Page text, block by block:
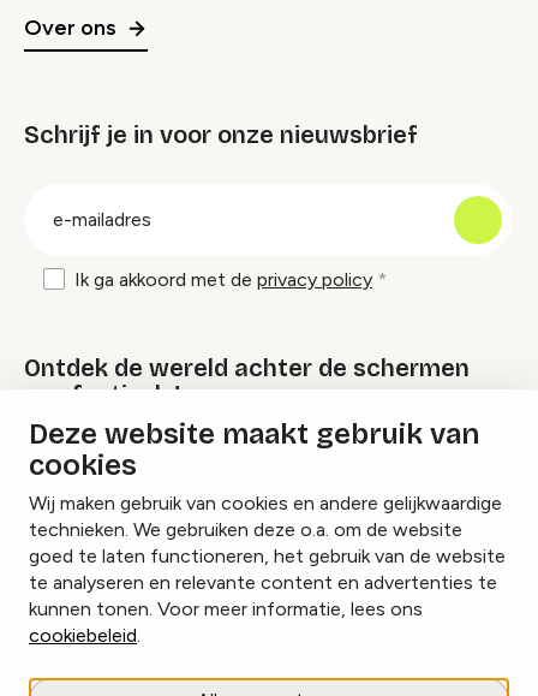
Deze website maakt gebruik van
cookies
Wij maken gebruik van cookies en andere gelijkwaardige
technieken. We gebruiken deze o.a. om de website
goed te laten functioneren, het gebruik van de website
te analyseren en relevante content en advertenties te
kunnen tonen. Voor meer informatie, lees ons
cookiebeleid.
Over ons
Schrijf je in voor onze nieuwsbrief
Ik ga akkoord met de privacy policy
Ontdek de wereld achter de schermen
van festivals!
Lees onze Festival Specials
InstagramFacebookLinkedIn
Cookies beheren